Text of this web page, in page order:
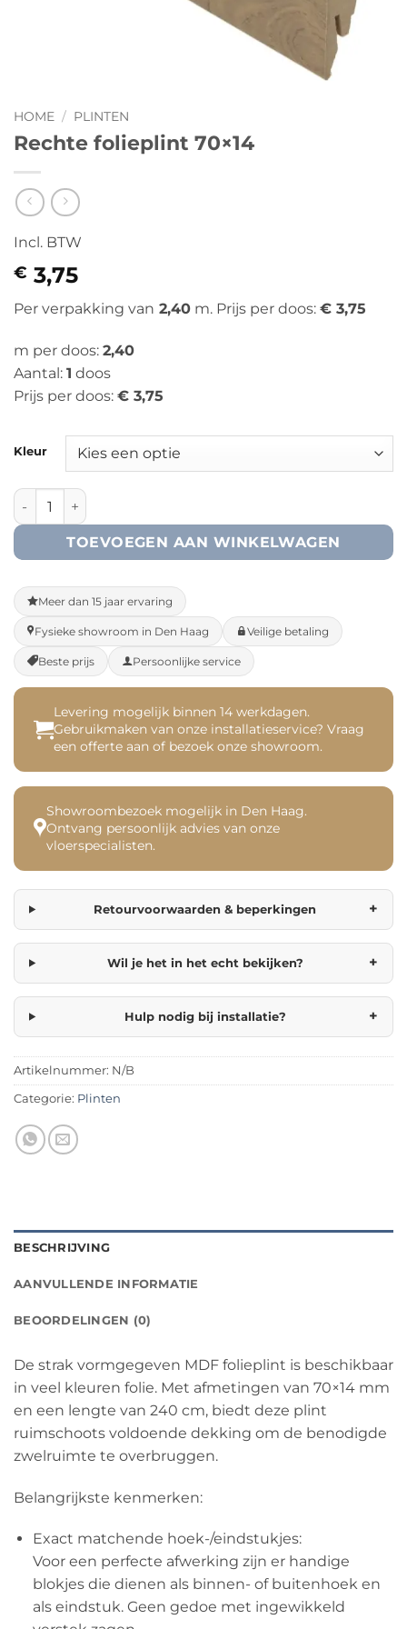
HOME / PLINTEN
Rechte folieplint 70×14
Incl. BTW
€ 3,75
Per verpakking van 2,40 m. Prijs per doos: € 3,75
m per doos: 2,40
Aantal: 1 doos
Prijs per doos: € 3,75
Kleur
Rechte folieplint 70x14 aantal
TOEVOEGEN AAN WINKELWAGEN
Meer dan 15 jaar ervaring
Fysieke showroom in Den Haag Veilige betaling
Beste prijs Persoonlijke service
Levering mogelijk binnen 14 werkdagen.
Gebruikmaken van onze installatieservice? Vraag
een offerte aan of bezoek onze showroom.
Showroombezoek mogelijk in Den Haag.
Ontvang persoonlijk advies van onze
vloerspecialisten.
Retourvoorwaarden & beperkingen +
Wil je het in het echt bekijken? +
Hulp nodig bij installatie? +
Artikelnummer: N/B
Categorie: Plinten
BESCHRIJVING
AANVULLENDE INFORMATIE
BEOORDELINGEN (0)
De strak vormgegeven MDF folieplint is beschikbaar
in veel kleuren folie. Met afmetingen van 70×14 mm
en een lengte van 240 cm, biedt deze plint
ruimschoots voldoende dekking om de benodigde
zwelruimte te overbruggen.
Belangrijkste kenmerken:
Exact matchende hoek-/eindstukjes:
Voor een perfecte afwerking zijn er handige
blokjes die dienen als binnen- of buitenhoek en
als eindstuk. Geen gedoe met ingewikkeld